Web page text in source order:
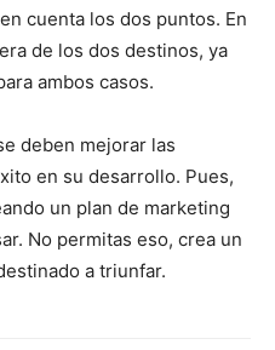
cuenta los dos puntos. En
de los dos destinos, ya
ambos casos.
deben mejorar las
en su desarrollo. Pues,
un plan de marketing
No permitas eso, crea un
a triunfar.